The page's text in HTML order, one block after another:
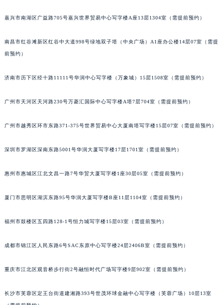
嘉兴市南湖区广益路705号嘉兴世界贸易中心写字楼A座13层1304室（需提前预约）
南昌市红谷滩新区红谷中大道998号绿地双子塔（中央广场）A1座办公楼14层07室（需提
前预约）
济南市历下区经十路11111号华润中心写字楼（万象城）15层1508室（需提前预约）
广州市天河区天河路230号万菱汇国际中心写字楼A塔7层704室（需提前预约）
广州市越秀区环市东路371-375号世界贸易中心大厦南塔写字楼15层07室（需提前预约）
深圳市罗湖区深南东路5001号华润大厦写字楼17层1701室（需提前预约）
惠州市惠城区江北文昌一路7号华贸大厦写字楼1座30层05室（需提前预约）
厦门市思明区湖滨东路95号华润大厦写字楼B座11层1104室（需提前预约）
福州市鼓楼区五四路128-1号恒力城写字楼15层03室（需提前预约）
成都市锦江区人民东路6号SAC东原中心写字楼24层2406B室（需提前预约）
重庆市江北区观音桥步行街2号融恒时代广场写字楼9层902室（需提前预约）
长沙市芙蓉区定王台街道建湘路393号世茂环球金融中心写字楼（芙蓉广场）10层13室